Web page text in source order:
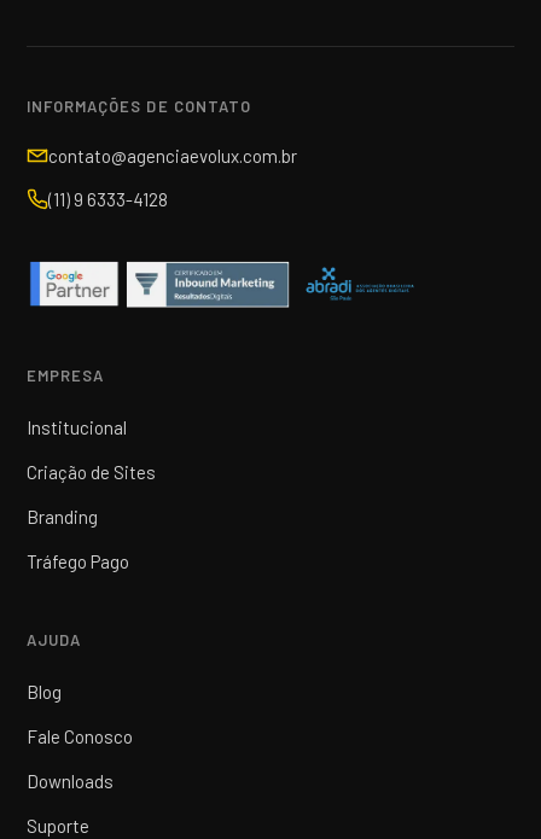
INFORMAÇÕES DE CONTATO
contato@agenciaevolux.com.br
(11) 9 6333-4128
EMPRESA
Institucional
Criação de Sites
Branding
Tráfego Pago
AJUDA
Blog
Fale Conosco
Downloads
Suporte